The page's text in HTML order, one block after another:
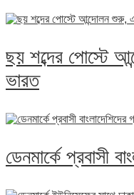
ছয় শব্দের পোস্টে
ভারত
ডেনমার্কে প্রবাসী